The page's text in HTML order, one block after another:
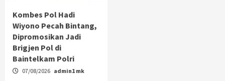
Kombes Pol Hadi
Wiyono Pecah Bintang,
Dipromosikan Jadi
Brigjen Pol di
Baintelkam Polri
07/08/2026 admin1 mk